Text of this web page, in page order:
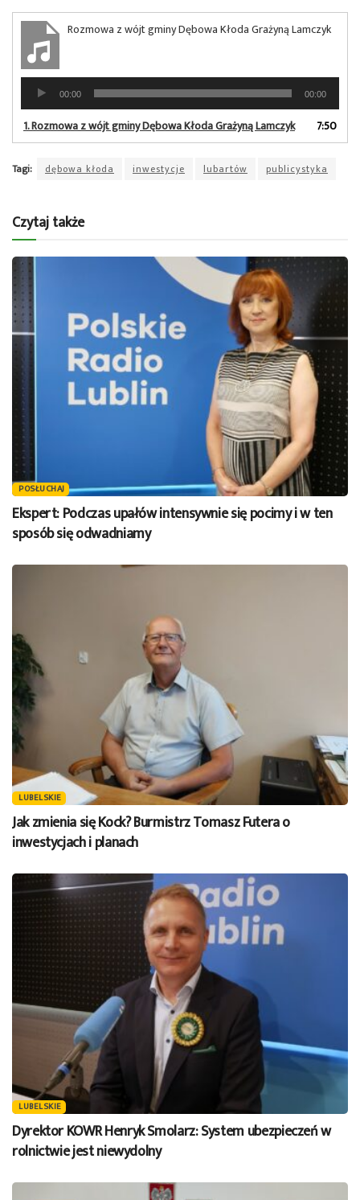
Rozmowa z wójt gminy Dębowa Kłoda Grażyną Lamczyk
Odtwarzacz
plików
dźwiękowych
00:00 00:00
1.Rozmowa z wójt gminy Dębowa Kłoda Grażyną Lamczyk 7:50
Tagi: dębowa kłoda inwestycje lubartów publicystyka
Czytaj także
POSŁUCHAJ
Ekspert: Podczas upałów intensywnie się pocimy i w ten
sposób się odwadniamy
LUBELSKIE
Jak zmienia się Kock? Burmistrz Tomasz Futera o
inwestycjach i planach
LUBELSKIE
Dyrektor KOWR Henryk Smolarz: System ubezpieczeń w
rolnictwie jest niewydolny